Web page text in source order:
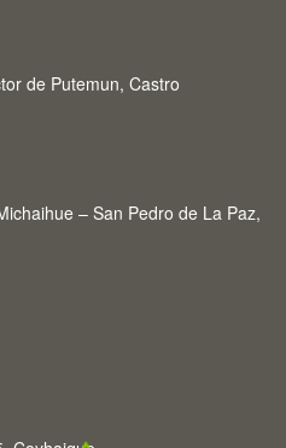
de Putemun, Castro
– San Pedro de La Paz,